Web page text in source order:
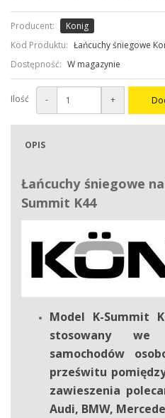
Producent:
Konig
Kod Produktu: Łańcuchy śniegowe
Dostępność: W magazynie
Ilość - +
OPIS
Łańcuchy śniegowe
Summit K44
Model K-Summit
stosowany we
samochodów
prześwitu
zawieszenia
Audi, BMW,